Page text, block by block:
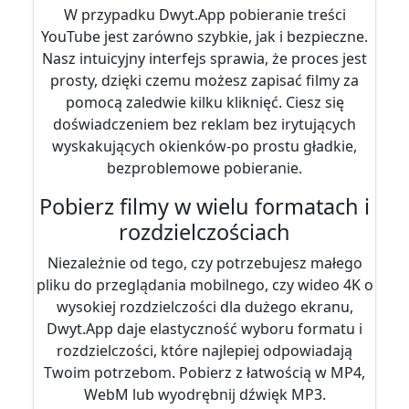
W przypadku Dwyt.App pobieranie treści
YouTube jest zarówno szybkie, jak i bezpieczne.
Nasz intuicyjny interfejs sprawia, że ​​proces jest
prosty, dzięki czemu możesz zapisać filmy za
pomocą zaledwie kilku kliknięć. Ciesz się
doświadczeniem bez reklam bez irytujących
wyskakujących okienków-po prostu gładkie,
bezproblemowe pobieranie.
Pobierz filmy w wielu formatach i
rozdzielczościach
Niezależnie od tego, czy potrzebujesz małego
pliku do przeglądania mobilnego, czy wideo 4K o
wysokiej rozdzielczości dla dużego ekranu,
Dwyt.App daje elastyczność wyboru formatu i
rozdzielczości, które najlepiej odpowiadają
Twoim potrzebom. Pobierz z łatwością w MP4,
WebM lub wyodrębnij dźwięk MP3.